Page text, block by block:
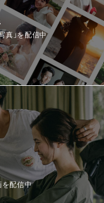
真」を配信中
を配信中